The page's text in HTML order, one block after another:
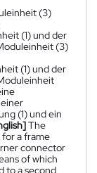
(3)
(1) und der
(3)
(1) und der
(1) und ein
The
a frame
connector
of which
to a second